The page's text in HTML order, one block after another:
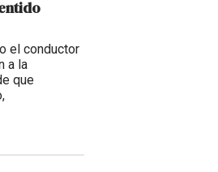
el conductor
a la
que